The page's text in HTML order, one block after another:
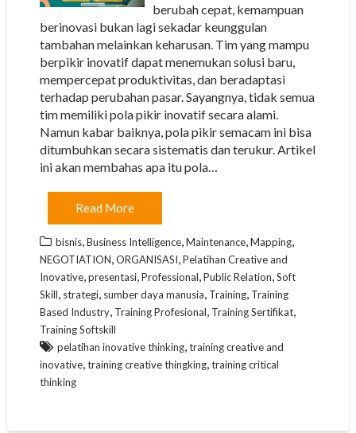
berubah cepat, kemampuan
berinovasi bukan lagi sekadar keunggulan
tambahan melainkan keharusan. Tim yang mampu
berpikir inovatif dapat menemukan solusi baru,
mempercepat produktivitas, dan beradaptasi
terhadap perubahan pasar. Sayangnya, tidak semua
tim memiliki pola pikir inovatif secara alami.
Namun kabar baiknya, pola pikir semacam ini bisa
ditumbuhkan secara sistematis dan terukur. Artikel
ini akan membahas apa itu pola…
Read More
bisnis,Business Intelligence,Maintenance,Mapping,
NEGOTIATION,ORGANISASI,Pelatihan Creative and
Inovative,presentasi,Professional,Public Relation,Soft
Skill, strategi, sumber daya manusia, Training, Training
Based Industry, Training Profesional, Training Sertifikat,
Training Softskill
pelatihan inovative thinking,training creative and
inovative,training creative thingking,training critical
thinking